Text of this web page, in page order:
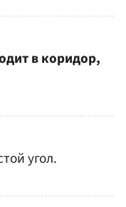
в коридор,
угол.